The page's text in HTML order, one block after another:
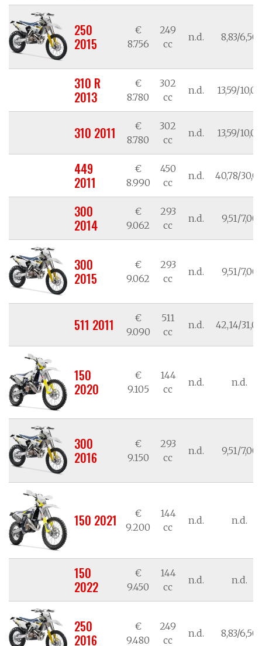
250
2015
€
8.756
249
cc
n.d. 8,83/6,50
310 R
2013
€
8.780
302
cc
n.d. 13,59/10,00
310 2011
€
8.780
302
cc
n.d. 13,59/10,00
449
2011
€
8.990
450
cc
n.d. 40,78/
300
2014
€
9.062
293
cc
n.d. 9,51/7,00
300
2015
€
9.062
293
cc
n.d. 9,51/7,00
511 2011
€
9.090
511
cc
n.d. 42,14/
150
2020
€
9.105
144
cc
n.d. n.d.
300
2016
€
9.150
293
cc
n.d. 9,51/7,00
150 2021
€
9.200
144
cc
n.d. n.d.
150
2022
€
9.450
144
cc
n.d. n.d.
250
2016
€
9.480
249
cc
n.d. 8,83/6,50